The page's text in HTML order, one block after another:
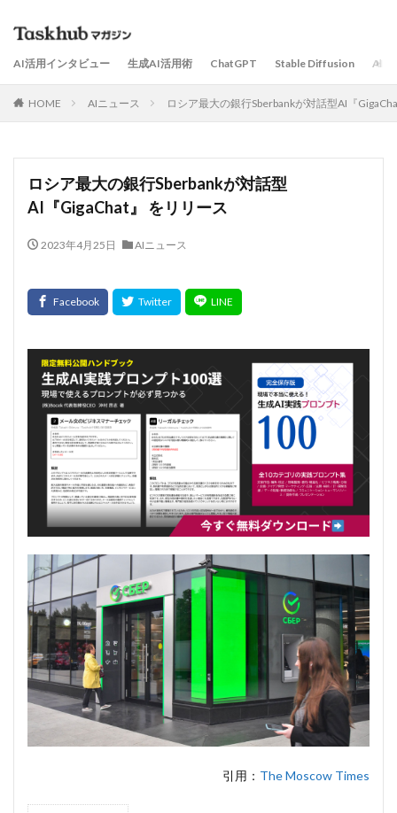
AI活用インタビュー 生成AI活用術 ChatGPT Stable Diffusion AIサ
HOME AIニュース ロシア最大の銀行Sberbankが対話型AI『
ロシア最大の銀行Sberbankが対話型
AI『GigaChat』 をリリース
2023年4月25日 AIニュース
引用： The Moscow Times